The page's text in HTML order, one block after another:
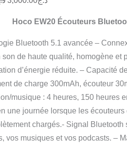
Hoco EW20 Écouteurs
Bluetooth 5.1 avancée –
son de haute qualité, homogène et
d’énergie réduite. – Capacité
de charge 300mAh, écouteur
musique : 4 heures, 150 heures
une journée lorsque les
chargés.- Signal Bluetooth
vos musiques et vos podcasts. –